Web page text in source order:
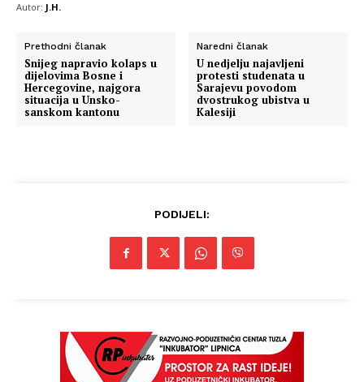
Autor: J.H.
Prethodni članak
Snijeg napravio kolaps u
dijelovima Bosne i
Hercegovine, najgora
situacija u Unsko-
sanskom kantonu
Naredni članak
U nedjelju najavljeni
protesti studenata u
Sarajevu povodom
dvostrukog ubistva u
Kalesiji
PODIJELI: